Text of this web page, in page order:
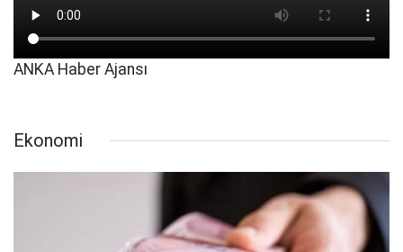
ANKA Haber Ajansı
Ekonomi